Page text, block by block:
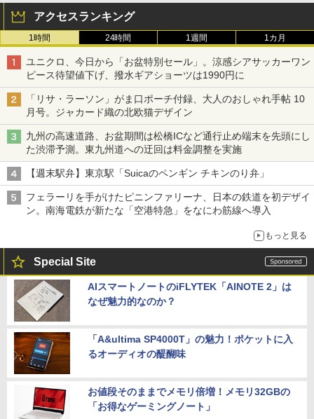
アクセスランキング
1時間 24時間 1週間 1カ月
ユニクロ、今日から「お盆特別セール」。涼感シアサッカーワン
ピース待望値下げ、撥水ギアショーツは1990円に
「リサ・ラーソン」がま口ポーチ付録、大人のおしゃれ手帖 10
月号。ジャカード織の北欧猫デザイン
九州の高速道路、お盆期間は松橋ICなど通行止め端末を先頭にし
た渋滞予測。東九州道への迂回は料金調整を実施
【週末駅弁】東京駅「Suicaのペンギン チキンのり弁」
フェラーリを手がけたピニンファリーナ、日本の鉄道を初デザイ
ン。南海電鉄が新たな「空港特急」をなにわ筋線へ導入
もっと見る
Special Site
AIスマートノートのiFLYTEK「AINOTE 2」は
なぜ魅力的なのか？
「A&ultima SP4000T」の魅力！ポケットに入
るオーディオの醍醐味
お値段そのままでメモリ倍増！メモリ32GBの
「お得なゲーミングノート」